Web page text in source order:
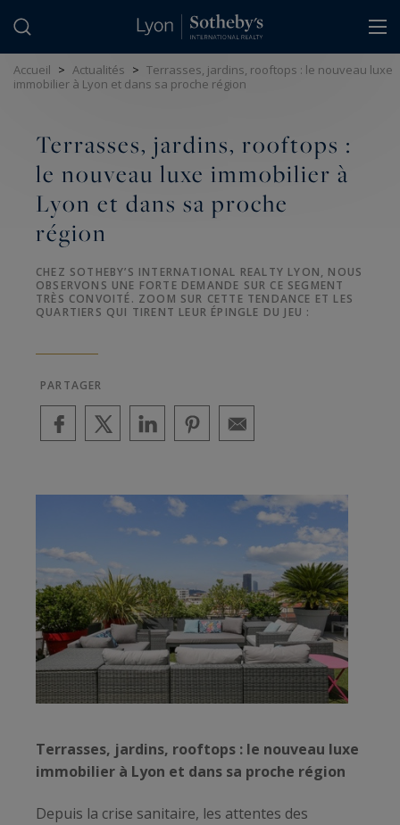
Accueil > Actualités > Terrasses, jardins, rooftops : le nouveau luxe
immobilier à Lyon et dans sa proche région
Terrasses, jardins, rooftops :
le nouveau luxe immobilier à
Lyon et dans sa proche
région
CHEZ SOTHEBY’S INTERNATIONAL REALTY LYON, NOUS
OBSERVONS UNE FORTE DEMANDE SUR CE SEGMENT
TRÈS CONVOITÉ. ZOOM SUR CETTE TENDANCE ET LES
QUARTIERS QUI TIRENT LEUR ÉPINGLE DU JEU :
PARTAGER
Terrasses, jardins, rooftops : le nouveau luxe
immobilier à Lyon et dans sa proche région
Depuis la crise sanitaire, les attentes des